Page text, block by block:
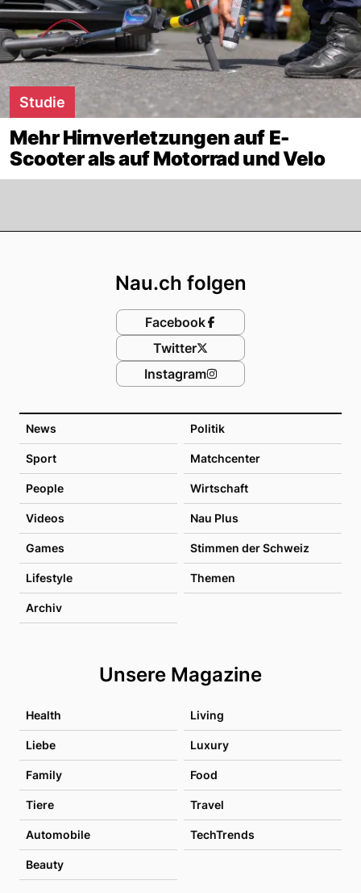
Studie
Mehr Hirnverletzungen auf E-
Scooter als auf Motorrad und Velo
News Politik
Sport Matchcenter
People Wirtschaft
Videos Nau Plus
Games Stimmen der Schweiz
Lifestyle Themen
Archiv
Unsere Magazine
Health Living
Liebe Luxury
Family Food
Tiere Travel
Automobile TechTrends
Beauty
Nau.ch folgen
Facebook
Twitter
Instagram